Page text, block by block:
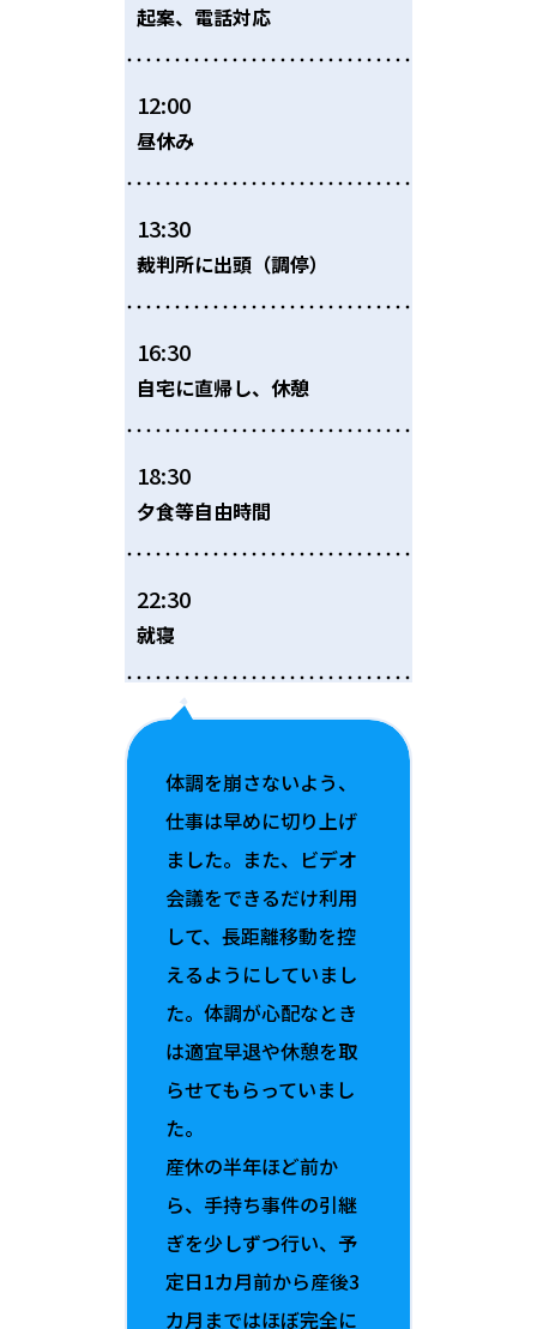
起案、電話対応
12:00
昼休み
13:30
裁判所に出頭（調停）
16:30
自宅に直帰し、休憩
18:30
夕食等自由時間
22:30
就寝
体調を崩さないよう、
仕事は早めに切り上げ
ました。また、ビデオ
会議をできるだけ利用
して、長距離移動を控
えるようにしていまし
た。体調が心配なとき
は適宜早退や休憩を取
らせてもらっていまし
た。
産休の半年ほど前か
ら、手持ち事件の引継
ぎを少しずつ行い、予
定日1カ月前から産後3
カ月まではほぼ完全に